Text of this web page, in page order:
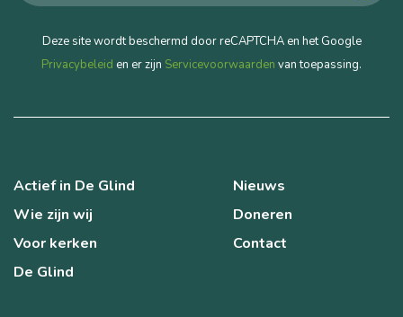
Deze site wordt beschermd door reCAPTCHA en het Google
Privacybeleid en er zijn Servicevoorwaarden van toepassing.
Actief in De Glind
Wie zijn wij
Voor kerken
De Glind
Nieuws
Doneren
Contact